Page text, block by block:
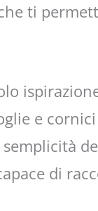
ti
e
di